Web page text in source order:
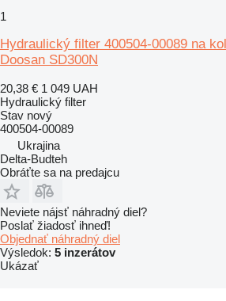
1
Hydraulický filter 400504-00089 na
Doosan SD300N
20,38 € 1 049 UAH
Hydraulický filter
Stav nový
400504-00089
Ukrajina
Delta-Budteh
Obráťte sa na predajcu
Neviete nájsť náhradný diel?
Poslať žiadosť ihneď!
Objednať náhradný diel
Výsledok: 5 inzerátov
Ukázať